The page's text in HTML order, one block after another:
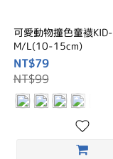
可愛動物撞色童襪KID-
M/L(10-15cm)
NT$79
NT$99